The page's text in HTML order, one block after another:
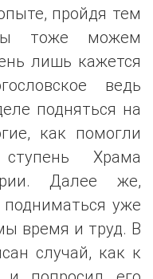
пройдя тем
тоже можем
лишь кажется
ведь
подняться на
как помогли
Храма
Далее же,
уже
время и труд. В
случай, как к